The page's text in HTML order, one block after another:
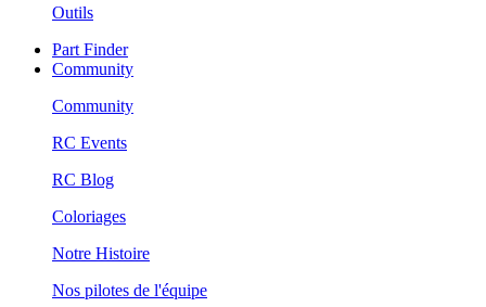
Outils
Part Finder
Community
Community
RC Events
RC Blog
Coloriages
Notre Histoire
Nos pilotes de l'équipe